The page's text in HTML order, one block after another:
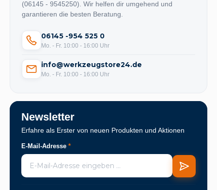
(06145 - 9545250). Wir helfen dir umgehend und
garantieren die besten Beratung.
06145 -954 525 0
Mo. - Fr. 10:00 - 16:00 Uhr
info@werkzeugstore24.de
Mo. - Fr. 10:00 - 16:00 Uhr
Newsletter
Erfahre als Erster von neuen Produkten und Aktionen
E-Mail-Adresse *